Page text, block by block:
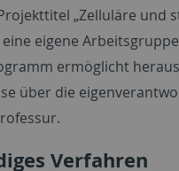
„Zelluläre und
eigene
ermöglicht
über die
Verfahren